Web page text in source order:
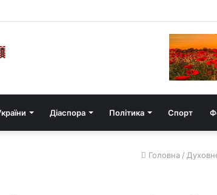
Діаспора Політика Спорт
Головна /